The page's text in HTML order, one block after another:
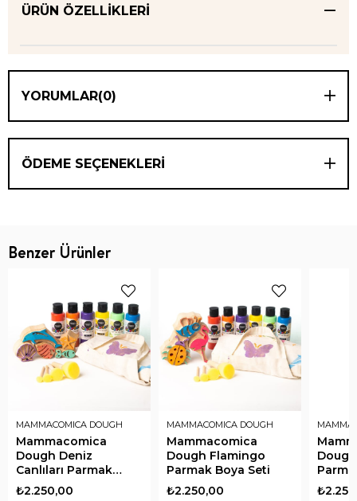
ÜRÜN ÖZELLIKLERI
YORUMLAR(0)
ÖDEME SEÇENEKLERI
Benzer Ürünler
MAMMACOMICA DOUGH
Mammacomica
Dough Deniz
Canlıları Parmak
Boya Seti
₺2.250,00
MAMMACOMICA DOUGH
Mammacomica
Dough Flamingo
Parmak Boya Seti
₺2.250,00